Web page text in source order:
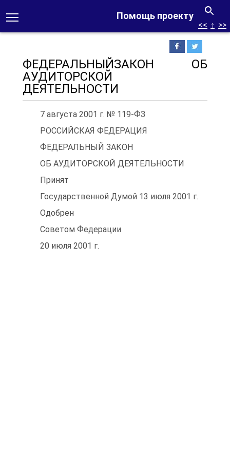
Помощь проекту
<< ↑ >>
ФЕДЕРАЛЬНЫЙЗАКОН ОБ
АУДИТОРСКОЙ
ДЕЯТЕЛЬНОСТИ
7 августа 2001 г. № 119-ФЗ
РОССИЙСКАЯ ФЕДЕРАЦИЯ
ФЕДЕРАЛЬНЫЙ ЗАКОН
ОБ АУДИТОРСКОЙ ДЕЯТЕЛЬНОСТИ
Принят
Государственной Думой 13 июля 2001 г.
Одобрен
Советом Федерации
20 июля 2001 г.